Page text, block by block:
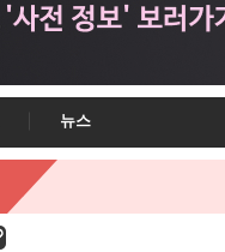
뉴스